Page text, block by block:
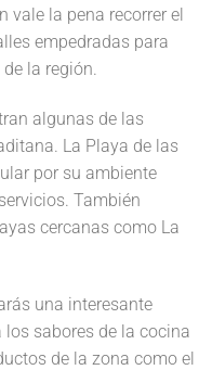
vale la pena recorrer el
empedradas para
la región.
algunas de las
La Playa de las
por su ambiente
También
cercanas como La
una interesante
sabores de la cocina
de la zona como el